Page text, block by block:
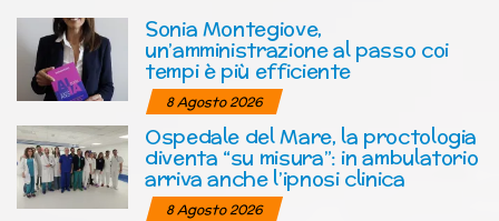
Sonia Montegiove,
un’amministrazione al passo coi
tempi è più efficiente
8 Agosto 2026
Ospedale del Mare, la proctologia
diventa “su misura”: in ambulatorio
arriva anche l’ipnosi clinica
8 Agosto 2026